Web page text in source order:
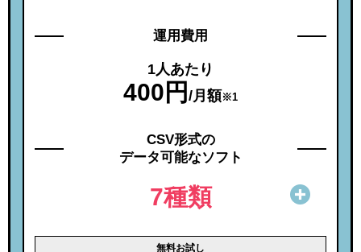
運用費用
1人あたり
400円 /月額※1
CSV形式の
データ可能なソフト
7種類
無料お試し